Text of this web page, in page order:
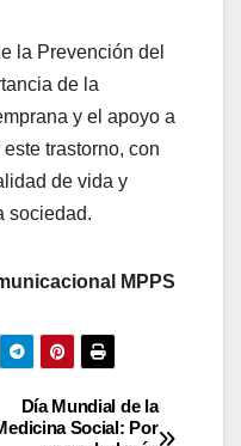
la Prevención del
de la
y el apoyo a
trastorno, con
de vida y
sociedad.
MPPS
Día Mundial de la
Social: Por